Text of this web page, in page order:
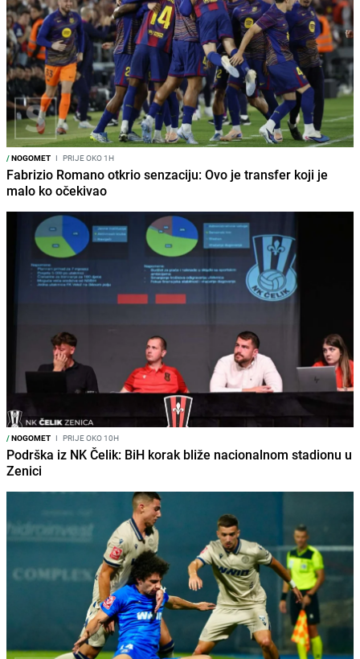
/NOGOMET I PRIJE OKO 1H
Fabrizio Romano otkrio senzaciju: Ovo je transfer koji je
malo ko očekivao
/NOGOMET I PRIJE OKO 10H
Podrška iz NK Čelik: BiH korak bliže nacionalnom stadionu u
Zenici